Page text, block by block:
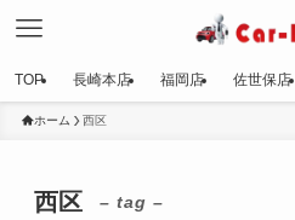
TOP 長崎本店 福岡店 佐世保店
ホーム 西区
西区 – tag –